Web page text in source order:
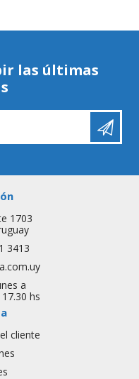
las últimas
1703
3413
a
hs
cliente